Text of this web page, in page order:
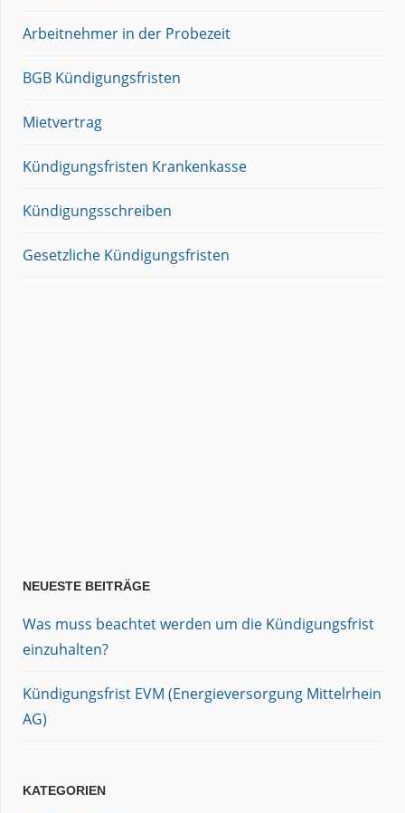
Arbeitnehmer in der Probezeit
BGB Kündigungsfristen
Mietvertrag
Kündigungsfristen Krankenkasse
Kündigungsschreiben
Gesetzliche Kündigungsfristen
NEUESTE BEITRÄGE
Was muss beachtet werden um die Kündigungsfrist
einzuhalten?
Kündigungsfrist EVM (Energieversorgung Mittelrhein
AG)
KATEGORIEN